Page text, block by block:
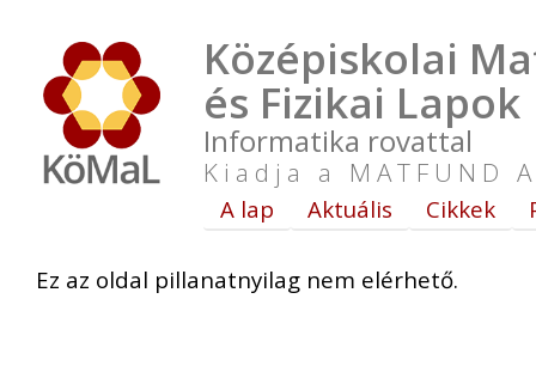
Középiskolai
és Fizikai Lapok
Informatika rovattal
Kiadja a MATFUND
A lap Aktuális Cikkek
Ez az oldal pillanatnyilag nem elérhető.